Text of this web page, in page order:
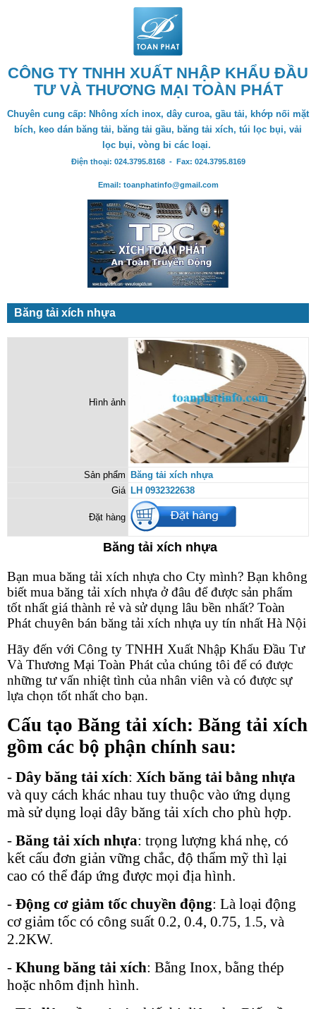
CÔNG TY TNHH XUẤT NHẬP KHẨU ĐẦU
TƯ VÀ THƯƠNG MẠI TOÀN PHÁT
Chuyên cung cấp: Nhông xích inox, dây curoa, gầu tải, khớp nối mặt
bích, keo dán băng tải, băng tải gầu, băng tải xích, túi lọc bụi, vải
lọc bụi, vòng bi các loại.
Điện thoại: 024.3795.8168 - Fax: 024.3795.8169
Email: toanphatinfo@gmail.com
Băng tải xích nhựa
Hình ảnh
Sản phẩm
Băng tải xích nhựa
Giá LH 0932322638
Đặt hàng
Băng tải xích nhựa
Bạn mua băng tải xích nhựa cho Cty mình? Bạn không
biết mua băng tải xích nhựa ở đâu để được sản phẩm
tốt nhất giá thành rẻ và sử dụng lâu bền nhất? Toàn
Phát chuyên bán băng tải xích nhựa uy tín nhất Hà Nội
Hãy đến với Công ty TNHH Xuất Nhập Khẩu Đầu Tư
Và Thương Mại Toàn Phát của chúng tôi để có được
những tư vấn nhiệt tình của nhân viên và có được sự
lựa chọn tốt nhất cho bạn.
Cấu tạo Băng tải xích: Băng tải xích
gồm các bộ phận chính sau:
- Dây băng tải xích: Xích băng tải bằng nhựa
và quy cách khác nhau tuy thuộc vào ứng dụng
mà sử dụng loại dây băng tải xích cho phù hợp.
- Băng tải xích nhựa: trọng lượng khá nhẹ, có
kết cấu đơn giản vững chắc, độ thẩm mỹ thì lại
cao có thể đáp ứng được mọi địa hình.
- Động cơ giảm tốc chuyền động: Là loại động
cơ giảm tốc có công suất 0.2, 0.4, 0.75, 1.5, và
2.2KW.
- Khung băng tải xích: Bằng Inox, bằng thép
hoặc nhôm định hình.